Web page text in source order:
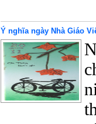
Ý nghĩa ngày Nhà Giáo